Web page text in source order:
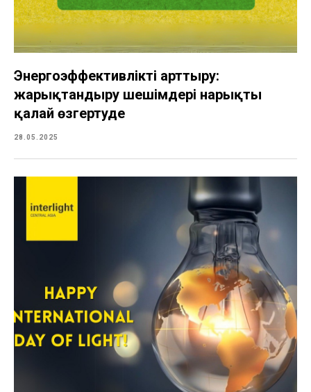
Энергоэффективлікті арттыру:
жарықтандыру шешімдері нарықты
қалай өзгертуде
28.05.2025